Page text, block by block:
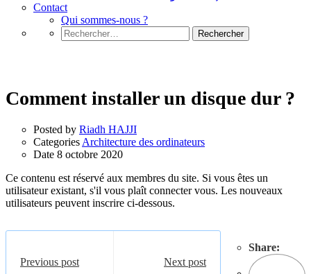
Contact
Qui sommes-nous ?
Rechercher :
Comment installer un disque dur ?
Posted by Riadh HAJJI
Categories Architecture des ordinateurs
Date 8 octobre 2020
Ce contenu est réservé aux membres du site. Si vous êtes un
utilisateur existant, s'il vous plaît connecter vous. Les nouveaux
utilisateurs peuvent inscrire ci-dessous.
Share:
Previous post
Next post